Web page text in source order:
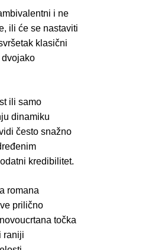
i ne
ili će se nastaviti
klasični
dvojako
ili samo
dinamiku
često snažno
kredibilitet.
romana
prilično
točka
raniji